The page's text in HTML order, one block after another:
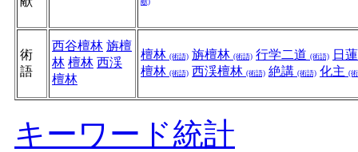
献)
術
語
西谷檀林 旃檀
林 檀林 西渓
檀林
檀林 (術語) 旃檀林 (術語) 行学二道 (術語)
日
檀林 (術語) 西渓檀林 (術語) 絶講 (術語) 化主 (
キーワード統計